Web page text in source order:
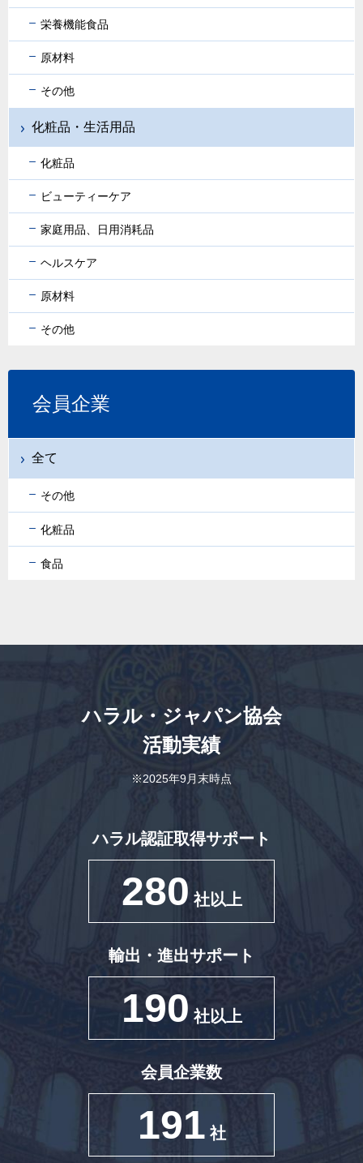
栄養機能食品
原材料
その他
化粧品・生活用品
化粧品
ビューティーケア
家庭用品、日用消耗品
ヘルスケア
原材料
その他
会員企業
全て
その他
化粧品
食品
ハラル・ジャパン協会
活動実績
※2025年9月末時点
ハラル認証取得サポート
280 社以上
輸出・進出サポート
190 社以上
会員企業数
191 社